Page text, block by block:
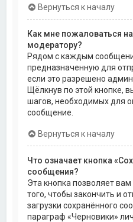
Вернуться к началу
Как мне пожаловаться
модератору?
Рядом с каждым
предназначенную для
если это разрешено
Щёлкнув по этой кнопке,
шагов, необходимых для
сообщение.
Вернуться к началу
Что означает кнопка
сообщения?
Эта кнопка позволяет
того, чтобы закончить и
загрузки сохранённого
параграф «Черновики»